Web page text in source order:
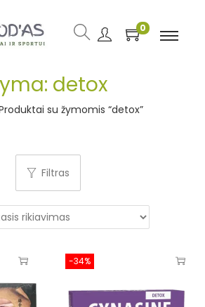
0
detox
su žymomis “detox”
Filtras
-34%